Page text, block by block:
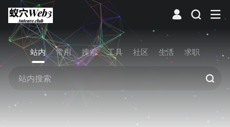
站内 常用 搜索 工具 社区 生活 求职